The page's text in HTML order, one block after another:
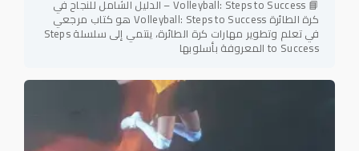
📘 Volleyball: Steps to Success – الدليل الشامل للنجاح في
كرة الطائرة Volleyball: Steps to Success هو كتاب مرجعي
في تعلم وتطوير مهارات كرة الطائرة، ينتمي إلى سلسلة Steps
to Success المعروفة بأسلوبها